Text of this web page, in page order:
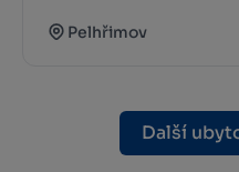
Pelhřimov
Další